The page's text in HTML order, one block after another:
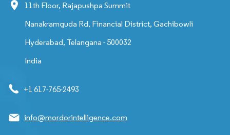
11th Floor, Rajapushpa Summit
Nanakramguda Rd, Financial District, Gachibowli
Hyderabad, Telangana - 500032
India
+1 617-765-2493
info@mordorintelligence.com